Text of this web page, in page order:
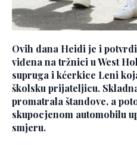
Ovih dana Heidi je i
viđena na tržnici u West
supruga i kćerkice Leni
školsku prijateljicu.
promatrala štandove, a
skupocjenom automobilu
smjeru.